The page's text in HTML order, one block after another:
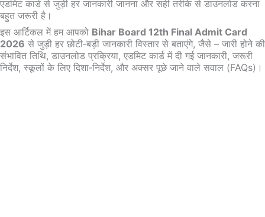
एडमिट कार्ड से जुड़ी हर जानकारी जानना और सही तरीके से डाउनलोड करना
बहुत जरूरी है।
इस आर्टिकल में हम आपको Bihar Board 12th Final Admit Card
2026 से जुड़ी हर छोटी‑बड़ी जानकारी विस्तार से बताएंगे, जैसे – जारी होने की
संभावित तिथि, डाउनलोड प्रक्रिया, एडमिट कार्ड में दी गई जानकारी, जरूरी
निर्देश, स्कूलों के लिए दिशा‑निर्देश, और अक्सर पूछे जाने वाले सवाल (FAQs)।